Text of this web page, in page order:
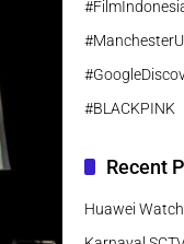
#BLACKPINK
Recent
Huawei